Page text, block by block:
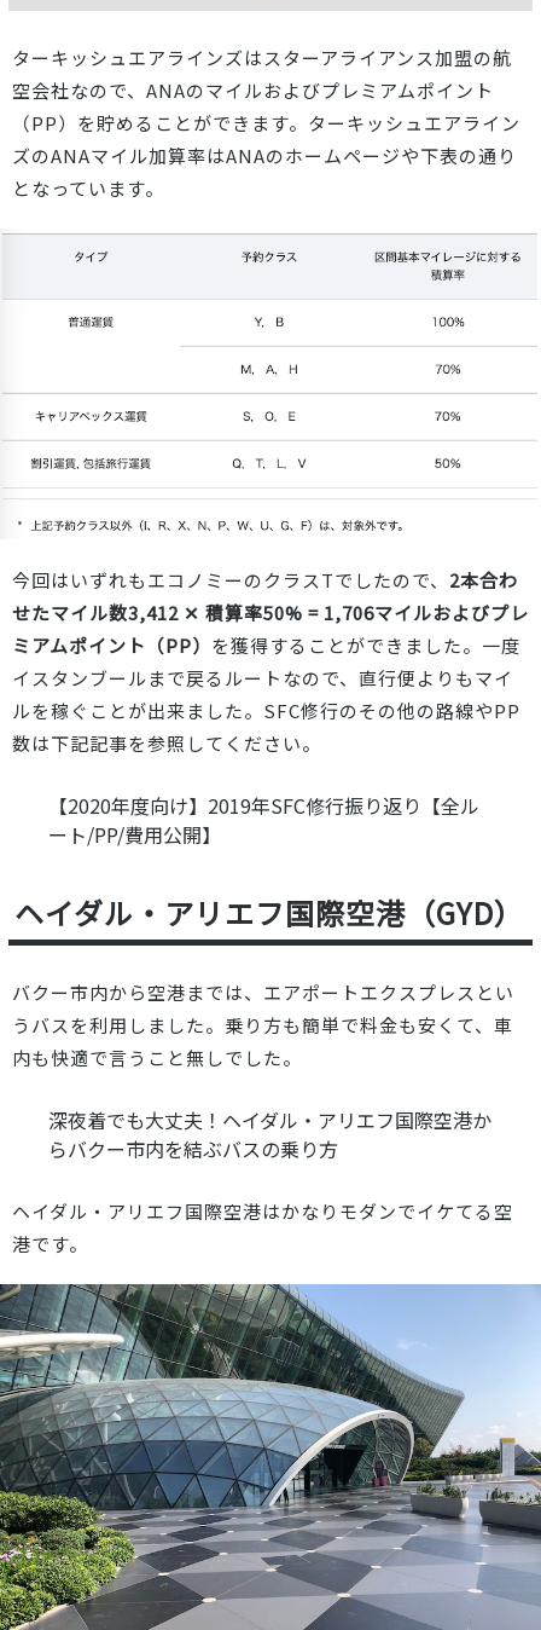
ターキッシュエアラインズはスターアライアンス加盟の航
空会社なので、ANAのマイルおよびプレミアムポイント
（PP）を貯めることができます。ターキッシュエアライン
ズのANAマイル加算率はANAのホームページや下表の通り
となっています。
今回はいずれもエコノミーのクラスTでしたので、 2本合わ
せたマイル数3,412 ✕ 積算率50% = 1,706マイルおよびプレ
ミアムポイント（PP） を獲得することができました。一度
イスタンブールまで戻るルートなので、直行便よりもマイ
ルを稼ぐことが出来ました。SFC修行のその他の路線やPP
数は下記記事を参照してください。
【2020年度向け】2019年SFC修行振り返り【全ル
ート/PP/費用公開】
ヘイダル・アリエフ国際空港（GYD）
バクー市内から空港までは、エアポートエクスプレスとい
うバスを利用しました。乗り方も簡単で料金も安くて、車
内も快適で言うこと無しでした。
深夜着でも大丈夫！ヘイダル・アリエフ国際空港か
らバクー市内を結ぶバスの乗り方
ヘイダル・アリエフ国際空港はかなりモダンでイケてる空
港です。